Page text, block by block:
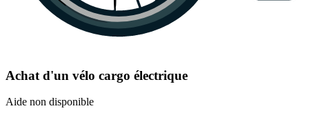
Achat d'un vélo cargo électrique
Aide non disponible